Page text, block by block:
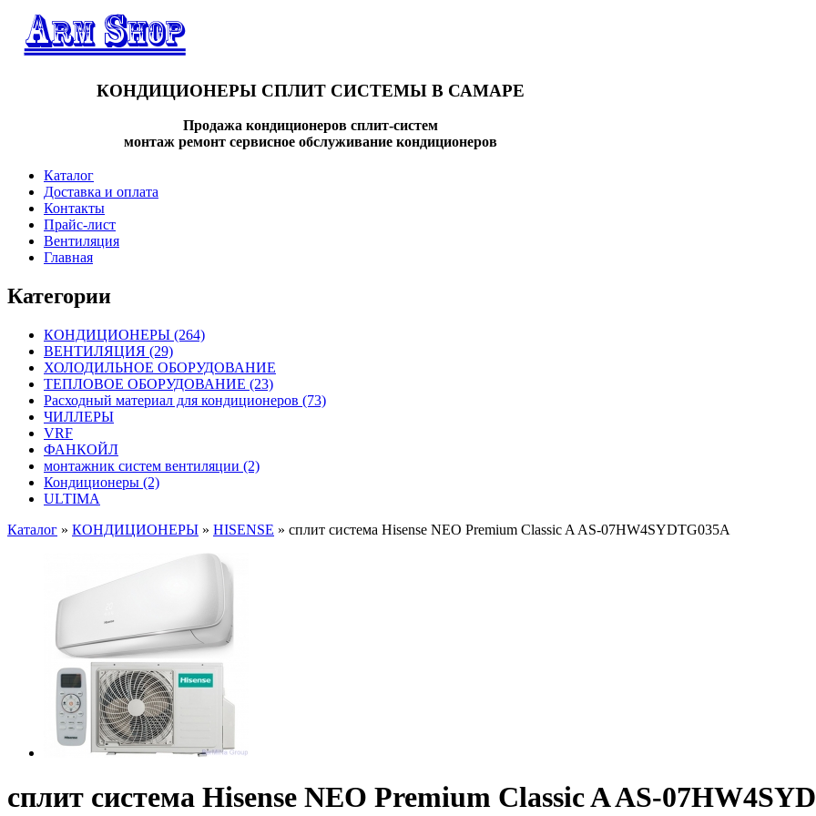
КОНДИЦИОНЕРЫ СПЛИТ СИСТЕМЫ В САМАРЕ
Продажа кондиционеров сплит-систем
монтаж ремонт сервисное обслуживание кондиционеров
Каталог
Доставка и оплата
Контакты
Прайс-лист
Вентиляция
Главная
Категории
КОНДИЦИОНЕРЫ (264)
ВЕНТИЛЯЦИЯ (29)
ХОЛОДИЛЬНОЕ ОБОРУДОВАНИЕ
ТЕПЛОВОЕ ОБОРУДОВАНИЕ (23)
Расходный материал для кондиционеров (73)
ЧИЛЛЕРЫ
VRF
ФАНКОЙЛ
монтажник систем вентиляции (2)
Кондиционеры (2)
ULTIMA
Каталог » КОНДИЦИОНЕРЫ » HISENSE » сплит система Hisense NEO Premium Classic A AS-07HW4SYDTG035А
сплит система Hisense NEO Premium Classic A AS-